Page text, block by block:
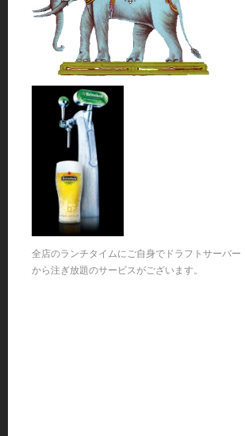
全店のランチタイムにご自身でドラフトサーバー
から注ぎ放題のサービスがございます。